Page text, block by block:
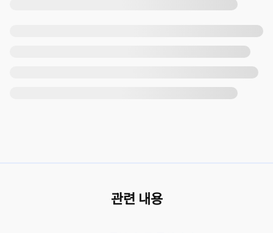
관련 내용